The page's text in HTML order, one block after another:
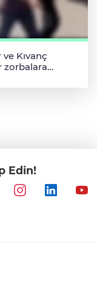
Kıvanç
zorbalara
Edin!